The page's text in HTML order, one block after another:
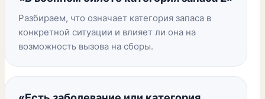
Разбираем, что означает категория запаса в
конкретной ситуации и влияет ли она на
возможность вызова на сборы.